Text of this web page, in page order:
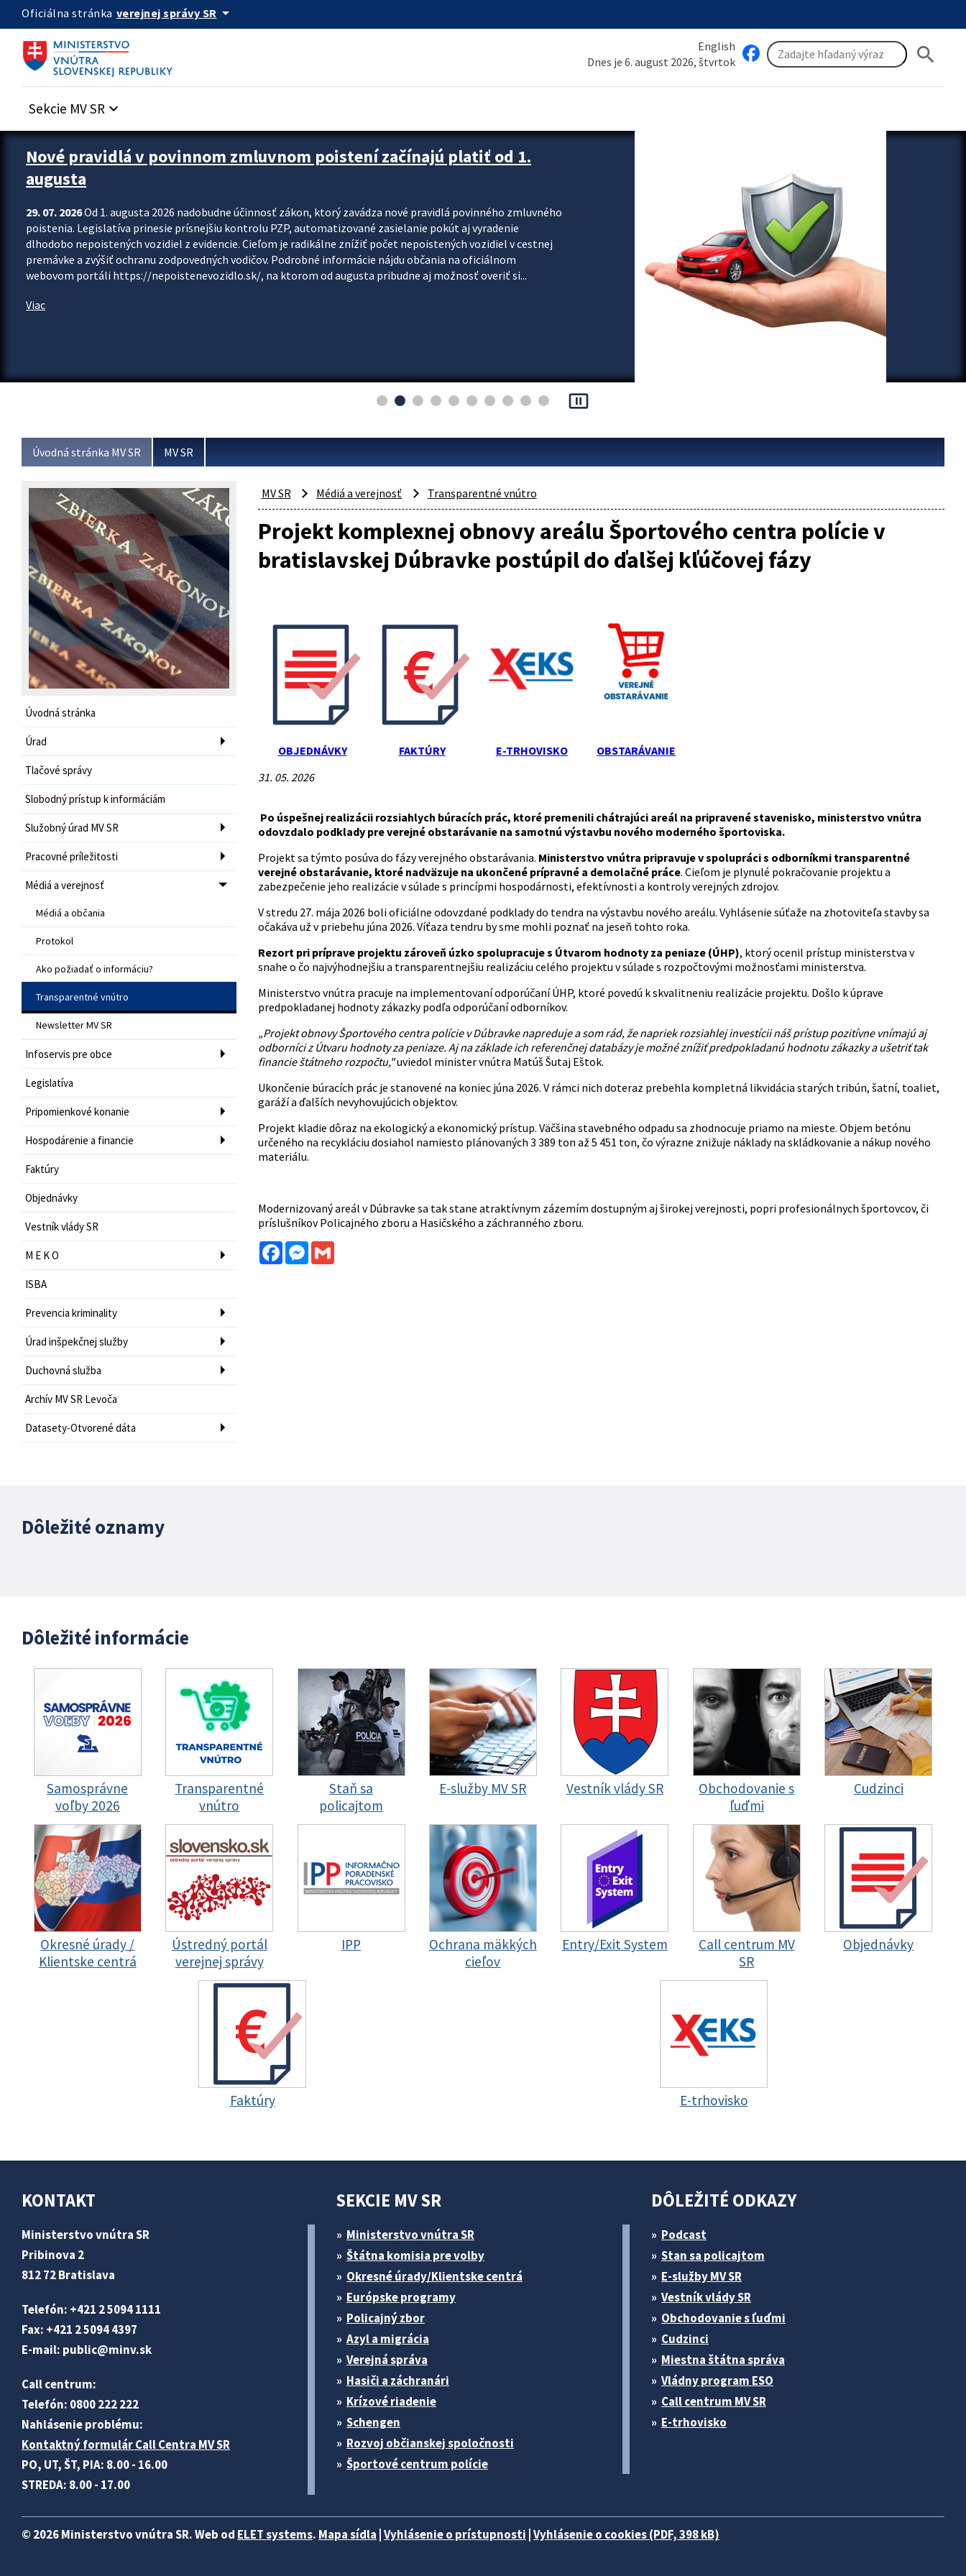
Preskocit na hlavný obsah
Oficiálna stránka verejnej správy SR arrow_drop_down
English
Dnes je 6. august 2026, štvrtok
search
Sekcie MV SR keyboard_arrow_down
Zastavit automatický posun upútavok
Nové pravidlá v povinnom zmluvnom poistení začínajú platiť od 1.
augusta
29. 07. 2026Od 1. augusta 2026 nadobudne účinnosť zákon, ktorý zavádza nové pravidlá povinného zmluvného
poistenia. Legislatíva prinesie prísnejšiu kontrolu PZP, automatizované zasielanie pokút aj vyradenie
dlhodobo nepoistených vozidiel z evidencie. Cieľom je radikálne znížiť počet nepoistených vozidiel v cestnej
premávke a zvýšiť ochranu zodpovedných vodičov. Podrobné informácie nájdu občania na oficiálnom
webovom portáli https://nepoistenevozidlo.sk/, na ktorom od augusta pribudne aj možnosť overiť si...
Viac
pause_presentation
Úvodná stránka MV SR MV SR
Úvodná stránka
Úrad
Tlačové správy
Slobodný prístup k informáciám
Služobný úrad MV SR
Pracovné príležitosti
Médiá a verejnosť
Médiá a občania
Protokol
Ako požiadať o informáciu?
Transparentné vnútro
Newsletter MV SR
Infoservis pre obce
Legislatíva
Pripomienkové konanie
Hospodárenie a financie
Faktúry
Objednávky
Vestník vlády SR
M E K O
ISBA
Prevencia kriminality
Úrad inšpekčnej služby
Duchovná služba
Archív MV SR Levoča
Datasety-Otvorené dáta
MV SR Médiá a verejnosť Transparentné vnútro
Projekt komplexnej obnovy areálu Športového centra polície v
bratislavskej Dúbravke postúpil do ďalšej kľúčovej fázy
OBJEDNÁVKY FAKTÚRY E-TRHOVISKO
OBSTARÁVANIE
31. 05. 2026
Po úspešnej realizácii rozsiahlych búracích prác, ktoré premenili chátrajúci areál na pripravené stavenisko, ministerstvo vnútra
odovzdalo podklady pre verejné obstarávanie na samotnú výstavbu nového moderného športoviska.
Projekt sa týmto posúva do fázy verejného obstarávania. Ministerstvo vnútra pripravuje v spolupráci s odborníkmi transparentné
verejné obstarávanie, ktoré nadväzuje na ukončené prípravné a demolačné práce. Cieľom je plynulé pokračovanie projektu a
zabezpečenie jeho realizácie v súlade s princípmi hospodárnosti, efektívnosti a kontroly verejných zdrojov.
V stredu 27. mája 2026 boli oficiálne odovzdané podklady do tendra na výstavbu nového areálu. Vyhlásenie súťaže na zhotoviteľa stavby sa
očakáva už v priebehu júna 2026. Víťaza tendru by sme mohli poznať na jeseň tohto roka.
Rezort pri príprave projektu zároveň úzko spolupracuje s Útvarom hodnoty za peniaze (ÚHP), ktorý ocenil prístup ministerstva v
snahe o čo najvýhodnejšiu a transparentnejšiu realizáciu celého projektu v súlade s rozpočtovými možnosťami ministerstva.
Ministerstvo vnútra pracuje na implementovaní odporúčaní ÚHP, ktoré povedú k skvalitneniu realizácie projektu. Došlo k úprave
predpokladanej hodnoty zákazky podľa odporúčaní odborníkov.
„Projekt obnovy Športového centra polície v Dúbravke napreduje a som rád, že napriek rozsiahlej investícii náš prístup pozitívne vnímajú aj
odborníci z Útvaru hodnoty za peniaze. Aj na základe ich referenčnej databázy je možné znížiť predpokladanú hodnotu zákazky a ušetriť tak
financie štátneho rozpočtu,"uviedol minister vnútra Matúš Šutaj Eštok.
Ukončenie búracích prác je stanovené na koniec júna 2026. V rámci nich doteraz prebehla kompletná likvidácia starých tribún, šatní, toaliet,
garáží a ďalších nevyhovujúcich objektov.
Projekt kladie dôraz na ekologický a ekonomický prístup. Väčšina stavebného odpadu sa zhodnocuje priamo na mieste. Objem betónu
určeného na recykláciu dosiahol namiesto plánovaných 3 389 ton až 5 451 ton, čo výrazne znižuje náklady na skládkovanie a nákup nového
materiálu.
Modernizovaný areál v Dúbravke sa tak stane atraktívnym zázemím dostupným aj širokej verejnosti, popri profesionálnych športovcov, či
príslušníkov Policajného zboru a Hasičského a záchranného zboru.
FacebookMessenger
Gmail
Dôležité oznamy
Dôležité informácie
Samosprávne
voľby 2026
Transparentné
vnútro
Staň sa
policajtom
E-služby MV SR Vestník vlády SR
Obchodovanie s
ľuďmi
Cudzinci
Okresné úrady /
Klientske centrá
Ústredný portál
verejnej správy
IPP
Ochrana mäkkých
cieľov
Entry/Exit System
Call centrum MV
SR
Objednávky
Faktúry E-trhovisko
KONTAKT
Ministerstvo vnútra SR
Pribinova 2
812 72 Bratislava
Telefón: +421 2 5094 1111
Fax: +421 2 5094 4397
E-mail: public@minv.sk
Call centrum:
Telefón: 0800 222 222
Nahlásenie problému:
Kontaktný formulár Call Centra MV SR
PO, UT, ŠT, PIA: 8.00 - 16.00
STREDA: 8.00 - 17.00
SEKCIE MV SR
Ministerstvo vnútra SR
Štátna komisia pre volby
Okresné úrady/Klientske centrá
Európske programy
Policajný zbor
Azyl a migrácia
Verejná správa
Hasiči a záchranári
Krízové riadenie
Schengen
Rozvoj občianskej spoločnosti
Športové centrum polície
DÔLEŽITÉ ODKAZY
Podcast
Stan sa policajtom
E-služby MV SR
Vestník vlády SR
Obchodovanie s ľuďmi
Cudzinci
Miestna štátna správa
Vládny program ESO
Call centrum MV SR
E-trhovisko
© 2026 Ministerstvo vnútra SR. Web od ELET systems. Mapa sídla |Vyhlásenie o prístupnosti |Vyhlásenie o cookies (PDF, 398 kB)